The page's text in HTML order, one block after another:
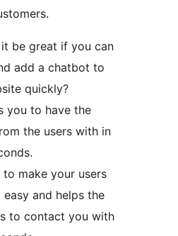
it be great if you can
add a chatbot to
quickly?
you to have the
the users with in
to make your users
easy and helps the
to contact you with